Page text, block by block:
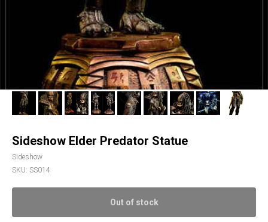
Sideshow Elder Predator Statue
Sideshow
SKU: SS014
Out of stock